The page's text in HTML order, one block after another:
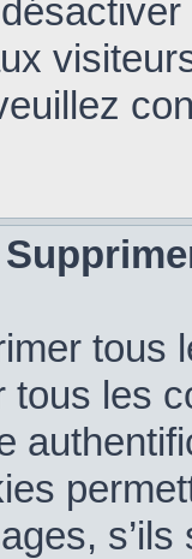
tous les